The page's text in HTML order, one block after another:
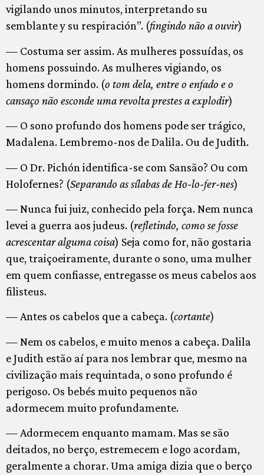
vigilando unos minutos, interpretando su
semblante y su respiración”. (fingindo não a ouvir)
— Costuma ser assim. As mulheres possuídas, os
homens possuindo. As mulheres vigiando, os
homens dormindo. (o tom dela, entre o enfado e o
cansaço não esconde uma revolta prestes a explodir)
— O sono profundo dos homens pode ser trágico,
Madalena. Lembremo-nos de Dalila. Ou de Judith.
— O Dr. Pichón identifica-se com Sansão? Ou com
Holofernes? (Separando as sílabas de Ho-lo-fer-nes)
— Nunca fui juiz, conhecido pela força. Nem nunca
levei a guerra aos judeus. (refletindo, como se fosse
acrescentar alguma coisa) Seja como for, não gostaria
que, traiçoeiramente, durante o sono, uma mulher
em quem confiasse, entregasse os meus cabelos aos
filisteus.
— Antes os cabelos que a cabeça. (cortante)
— Nem os cabelos, e muito menos a cabeça. Dalila
e Judith estão aí para nos lembrar que, mesmo na
civilização mais requintada, o sono profundo é
perigoso. Os bebés muito pequenos não
adormecem muito profundamente.
— Adormecem enquanto mamam. Mas se são
deitados, no berço, estremecem e logo acordam,
geralmente a chorar. Uma amiga dizia que o berço